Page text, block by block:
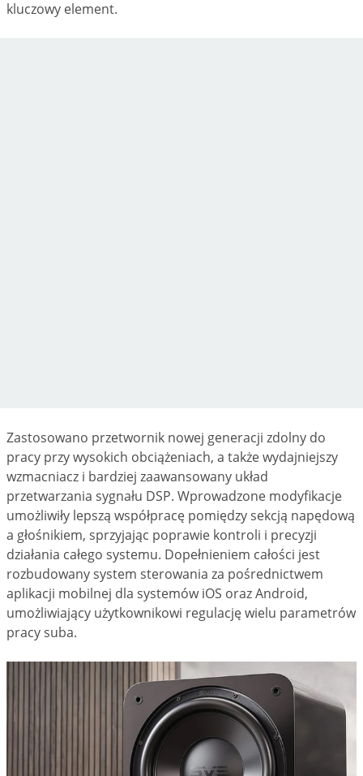
kluczowy element.
Zastosowano przetwornik nowej generacji zdolny do
pracy przy wysokich obciążeniach, a także wydajniejszy
wzmacniacz i bardziej zaawansowany układ
przetwarzania sygnału DSP. Wprowadzone modyfikacje
umożliwiły lepszą współpracę pomiędzy sekcją napędową
a głośnikiem, sprzyjając poprawie kontroli i precyzji
działania całego systemu. Dopełnieniem całości jest
rozbudowany system sterowania za pośrednictwem
aplikacji mobilnej dla systemów iOS oraz Android,
umożliwiający użytkownikowi regulację wielu parametrów
pracy suba.